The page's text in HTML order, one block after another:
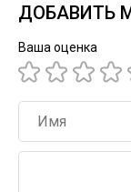
ДОБАВИТЬ
Ваша оценка